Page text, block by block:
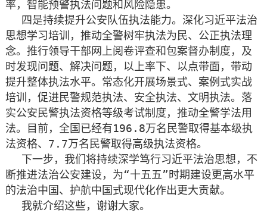
率，智能预警执法问题和风险隐患。
四是持续提升公安队伍执法能力。深化习近平法治
思想学习培训，推动全警树牢执法为民、公正执法理
念。推行领导干部网上阅卷评查和包案督办制度，及
时发现问题、解决问题，以上率下、以点带面，带动
提升整体执法水平。常态化开展场景式、案例式实战
培训，促进民警规范执法、安全执法、文明执法。落
实公安民警执法资格等级考试制度，推动全警学法用
法。目前，全国已经有196.8万名民警取得基本级执
法资格、7.7万名民警取得高级执法资格。
下一步，我们将持续深学笃行习近平法治思想，不
断推进法治公安建设，为“十五五”时期建设更高水平
的法治中国、护航中国式现代化作出更大贡献。
我就介绍这些，谢谢大家。